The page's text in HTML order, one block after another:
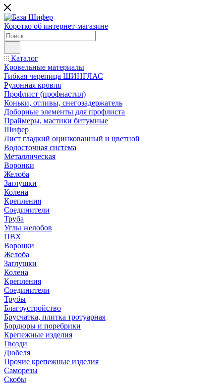
Коротко об интернет-магазине
Каталог
Кровельные материалы
Гибкая черепица ШИНГЛАС
Рулонная кровля
Профлист (профнастил)
Коньки, отливы, снегозадержатель
Доборные элементы для профлиста
Праймеры, мастики битумные
Шифер
Лист гладкий оцинкованный и цветной
Водосточная система
Металлическая
Воронки
Желоба
Заглушки
Колена
Крепления
Соединители
Труба
Углы желобов
ПВХ
Воронки
Желоба
Заглушки
Колена
Крепления
Соединители
Трубы
Благоустройство
Брусчатка, плитка тротуарная
Бордюры и поребрики
Крепежные изделия
Гвозди
Дюбеля
Прочие крепежные изделия
Саморезы
Скобы